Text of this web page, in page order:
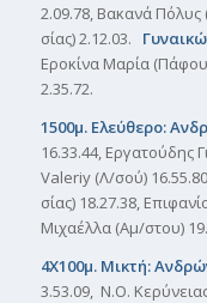
2.09.78, Βακανά
σίας) 2.12.03.
Εροκίνα Μαρία
2.35.72.
1500μ. Ελεύθερο:
16.33.44, Εργατούδης
Valeriy (Λ/σού)
σίας) 18.27.38,
Μιχαέλλα (Αμ/στου)
4Χ100μ. Μικτή:
3.53.09, Ν.Ο.